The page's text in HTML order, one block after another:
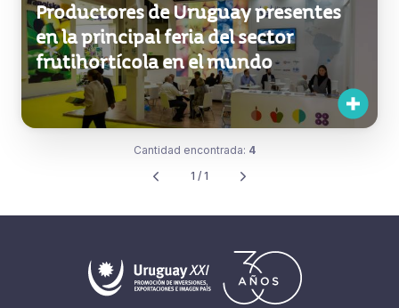
Productores de Uruguay presentes
en la principal feria del sector
frutihortícola en el mundo
Cantidad encontrada: 4
1 / 1